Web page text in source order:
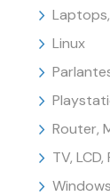
Linux
Router,
TV,